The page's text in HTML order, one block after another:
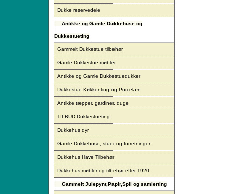
Dukke reservedele
Antikke og Gamle Dukkehuse og
Dukkestueting
Gammelt Dukkestue tilbehør
Gamle Dukkestue møbler
Antikke og Gamle Dukkestuedukker
Dukkestue Køkkenting og Porcelæn
Antikke tæpper, gardiner, duge
TILBUD-Dukkestueting
Dukkehus dyr
Gamle Dukkehuse, stuer og forretninger
Dukkehus Have Tilbehør
Dukkehus møbler og tilbehør efter 1920
Gammelt Julepynt,Papir,Spil og samlerting